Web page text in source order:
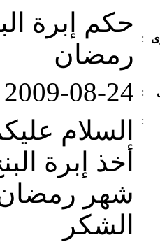
حكم إبرة
رمضان
:
2009-08-24 :
السلام
أخذ إبرة
شهر
الشكر
: